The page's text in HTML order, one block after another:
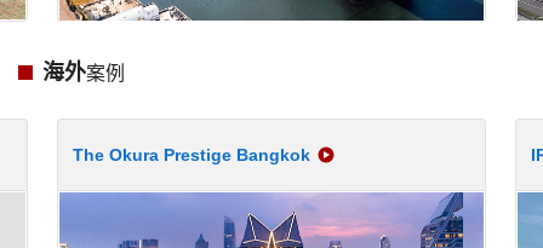
海外案例
The Okura Prestige Bangkok